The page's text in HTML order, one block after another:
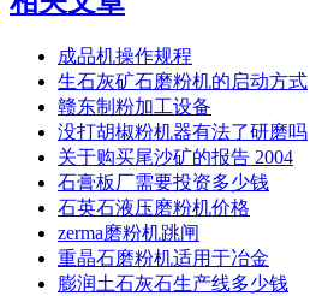
成品机操作规程
生石灰矿石磨粉机的启动方式
赣东制粉加工设备
没打胡椒粉机器有法了研磨吗
关于购买尾沙矿的报告 2004
石膏板厂需要投资多少钱
石英石液压磨粉机价格
zerma磨粉机跳闸
重晶石磨粉机适用于冶金
膨润土石灰石生产线多少钱